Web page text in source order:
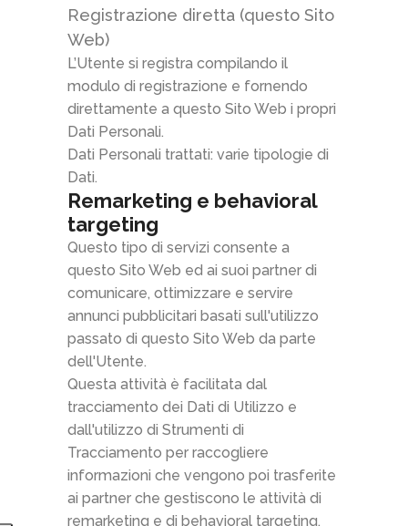
Registrazione diretta (questo Sito
Web)
L’Utente si registra compilando il
modulo di registrazione e fornendo
direttamente a questo Sito Web i propri
Dati Personali.
Dati Personali trattati: varie tipologie di
Dati.
Remarketing e behavioral
targeting
Questo tipo di servizi consente a
questo Sito Web ed ai suoi partner di
comunicare, ottimizzare e servire
annunci pubblicitari basati sull'utilizzo
passato di questo Sito Web da parte
dell'Utente.
Questa attività è facilitata dal
tracciamento dei Dati di Utilizzo e
dall'utilizzo di Strumenti di
Tracciamento per raccogliere
informazioni che vengono poi trasferite
ai partner che gestiscono le attività di
remarketing e di behavioral targeting.